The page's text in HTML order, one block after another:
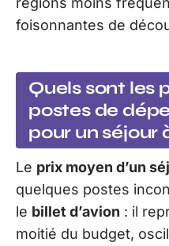
foisonnantes de
Quels sont les
postes de
pour un séjour
Le prix moyen d’un
quelques postes
le billet d’avion : il
moitié du budget,